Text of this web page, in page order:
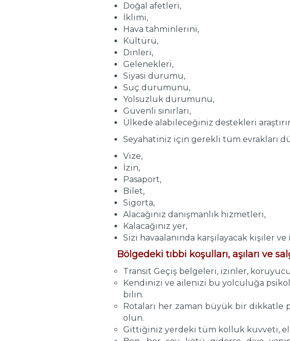
Doğal afetleri,
İklimi,
Hava tahminlerini,
Kültürü,
Dinleri,
Gelenekleri,
Siyasi durumu,
Suç durumunu,
Yolsuzluk durumunu,
Güvenli sınırları,
Ülkede alabileceğiniz destekleri
Seyahatiniz için gerekli tüm evrakları
Vize,
İzin,
Pasaport,
Bilet,
Sigorta,
Alacağınız danışmanlık hizmetleri,
Kalacağınız yer,
Sizi havaalanında karşılayacak kişiler
Bölgedeki tıbbi koşulları, aşıları ve
Transit Geçiş belgeleri, izinler,
Kendinizi ve ailenizi bu yolculuğa
bilin.
Rotaları her zaman büyük bir dikkatle
olun.
Gittiğiniz yerdeki tüm kolluk kuvveti,